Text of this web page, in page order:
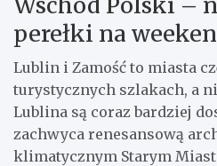
perełki na
Lublin i Zamość to miasta
turystycznych szlakach, a
Lublina są coraz bardziej
zachwyca renesansową
klimatycznym Starym